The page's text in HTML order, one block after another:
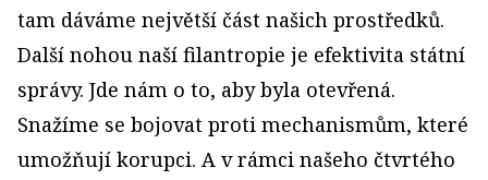
tam dáváme největší část našich prostředků.
Další nohou naší filantropie je efektivita státní
správy. Jde nám o to, aby byla otevřená.
Snažíme se bojovat proti mechanismům, které
umožňují korupci. A v rámci našeho čtvrtého